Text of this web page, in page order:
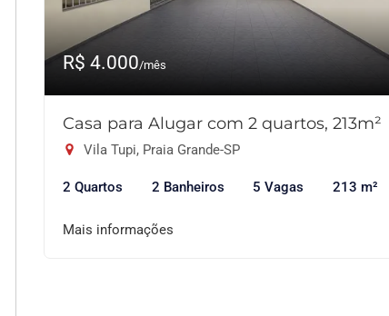
R$ 4.000/mês
Casa para Alugar com 2 quartos, 213m²
Vila Tupi, Praia Grande-SP
2 Quartos 2 Banheiros 5 Vagas 213 m²
Mais informações